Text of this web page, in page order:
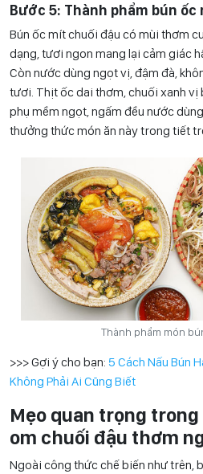
Bước 5: Thành phẩm bún ốc
Bún ốc mít chuối đậu có mùi thơm
dạng, tươi ngon mang lại cảm giác
Còn nước dùng ngọt vị, đậm đà,
tươi. Thịt ốc dai thơm, chuối xanh vị
phụ mềm ngọt, ngấm đều nước
thưởng thức món ăn này trong tiết
Thành phẩm món
>>> Gợi ý cho bạn: 5 Cách Nấu Bún
Không Phải Ai Cũng Biết
Mẹo quan trọng
om chuối đậu thơm
Ngoài công thức chế biến như trên,